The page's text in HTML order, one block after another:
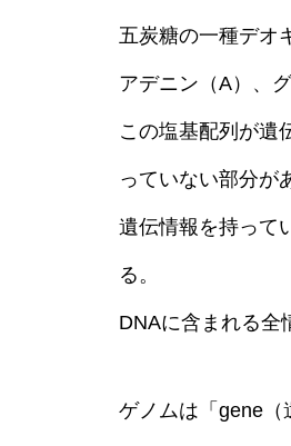
五炭糖の一種デオ
アデニン（A）、
この塩基配列が遺
っていない部分が
遺伝情報を持って
る。
DNAに含まれる全
ゲノムは「gene（